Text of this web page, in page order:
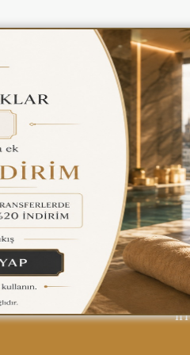
Gizlilik Politikası
Find